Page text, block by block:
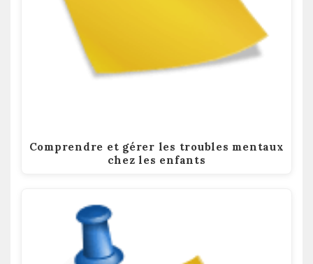
Comprendre et gérer les troubles mentaux
chez les enfants